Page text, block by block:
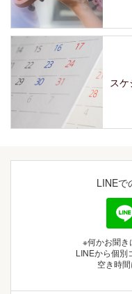
LINEで
※何かお聞き
LINEから個別
空き時間
ス